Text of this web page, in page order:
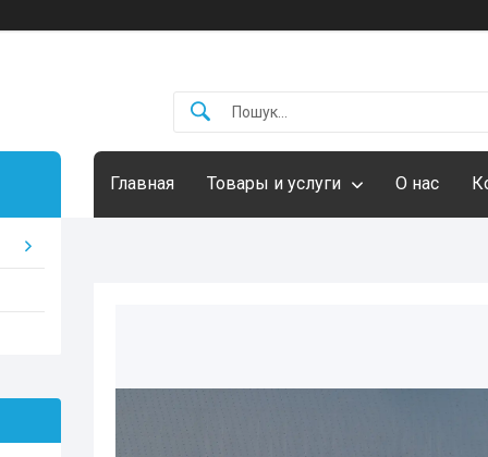
Главная Товары и услуги О нас